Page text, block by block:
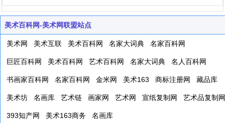
美术百科网-美术网联盟站点
美术网 美术互联 美术百科网 名家大词典 名家百科网
巨匠百科网 美术百科网 艺术百科网 名家大词典 名人百科网
书画家百科网 名家百科网 金米网 美术163 商标注册网 藏品库
美术坊 名画库 艺术链 画家网 艺术网 宣纸复制网 艺术品复制网
393知产网 美术163商务 名画库